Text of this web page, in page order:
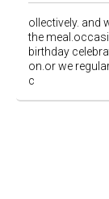
ollectively. and
the
birthday
on.or we
c